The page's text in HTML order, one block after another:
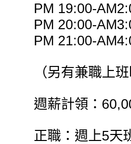
PM 19:00-
PM 20:00-
PM 21:00-
（另有兼職上
週薪計領：
正職：週上5天